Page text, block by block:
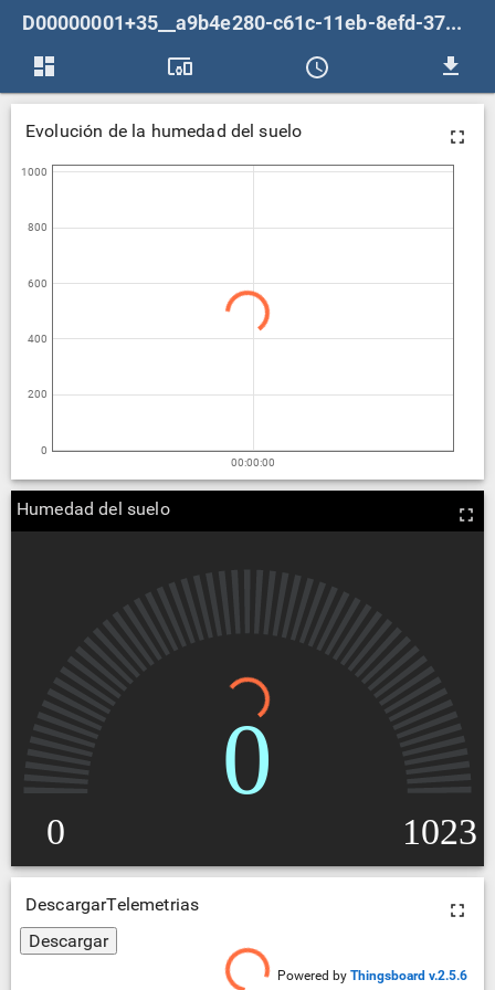
file_download
devices_other
dashboards
D00000001+35__a9b4e280-c61c-11eb-8efd-371e5f76826a_publica1623249769841
Evolución de la humedad del suelo
00:00:00
0
200
400
600
800
1000
Humedad del suelo
DescargarTelemetrias
Powered by Thingsboard v.2.5.6